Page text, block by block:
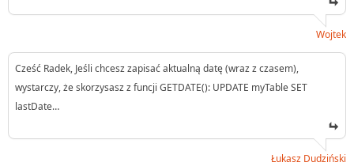
Wojtek
Cześć Radek, Jeśli chcesz zapisać aktualną datę (wraz z czasem),
wystarczy, że skorzysasz z funcji GETDATE(): UPDATE myTable SET
lastDate…
Łukasz Dudziński